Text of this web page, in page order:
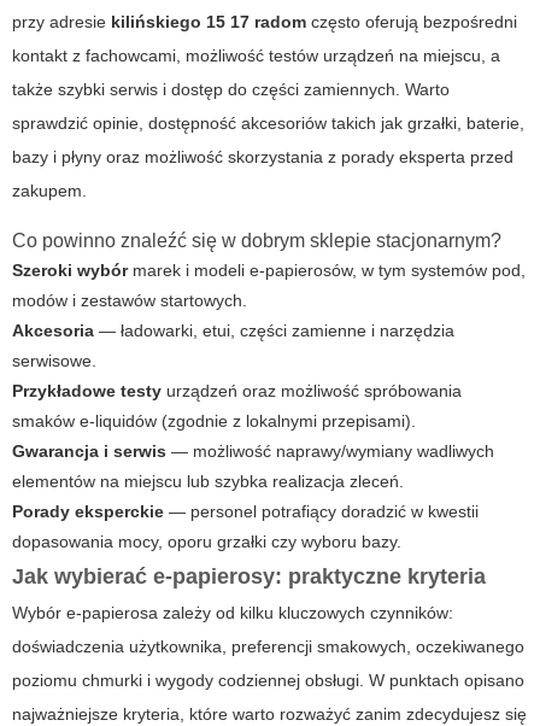
przy adresie kilińskiego 15 17 radom często oferują bezpośredni
kontakt z fachowcami, możliwość testów urządzeń na miejscu, a
także szybki serwis i dostęp do części zamiennych. Warto
sprawdzić opinie, dostępność akcesoriów takich jak grzałki, baterie,
bazy i płyny oraz możliwość skorzystania z porady eksperta przed
zakupem.
Co powinno znaleźć się w dobrym sklepie stacjonarnym?
Szeroki wybórmarek i modeli e-papierosów, w tym systemów pod,
modów i zestawów startowych.
Akcesoria — ładowarki, etui, części zamienne i narzędzia
serwisowe.
Przykładowe testy urządzeń oraz możliwość spróbowania
smaków e-liquidów (zgodnie z lokalnymi przepisami).
Gwarancja i serwis — możliwość naprawy/wymiany wadliwych
elementów na miejscu lub szybka realizacja zleceń.
Porady eksperckie — personel potrafiący doradzić w kwestii
dopasowania mocy, oporu grzałki czy wyboru bazy.
Jak wybierać e-papierosy: praktyczne kryteria
Wybór e-papierosa zależy od kilku kluczowych czynników:
doświadczenia użytkownika, preferencji smakowych, oczekiwanego
poziomu chmurki i wygody codziennej obsługi. W punktach opisano
najważniejsze kryteria, które warto rozważyć zanim zdecydujesz się